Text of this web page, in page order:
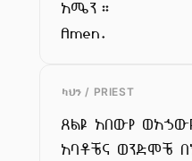
አሜን።
Amen.
ካህን / PRIEST
ጸልዩ አበውየ
አባቶቼና ወንድሞቼ